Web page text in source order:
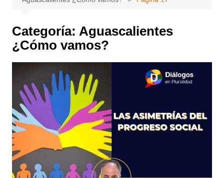
Categoría: Aguascalientes
¿Cómo vamos?